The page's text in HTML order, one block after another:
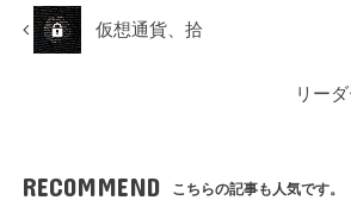
仮想通貨、拾
リー
RECOMMEND こちらの記事も人気です。